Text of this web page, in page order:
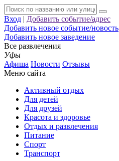
Вход | Добавить событие/адрес
Добавить новое событие/новость
Добавить новое заведение
Все развлечения
Уфы
Афиша Новости Отзывы
Меню сайта
Активный отдых
Для детей
Для друзей
Красота и здоровье
Отдых и развлечения
Питание
Спорт
Транспорт